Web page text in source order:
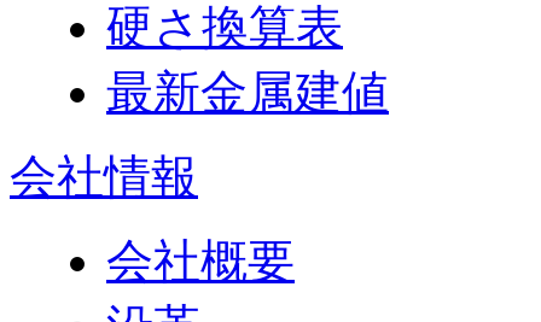
硬さ換算表
最新金属建値
会社情報
会社概要